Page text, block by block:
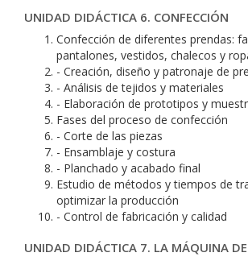
UNIDAD DIDÁCTICA 6. CONFECCIÓN
Confección de diferentes prendas:
pantalones, vestidos, chalecos y
- Creación, diseño y patronaje de
- Análisis de tejidos y materiales
- Elaboración de prototipos y
Fases del proceso de confección
- Corte de las piezas
- Ensamblaje y costura
- Planchado y acabado final
Estudio de métodos y tiempos de
optimizar la producción
- Control de fabricación y calidad
UNIDAD DIDÁCTICA 7. LA MÁQUINA DE